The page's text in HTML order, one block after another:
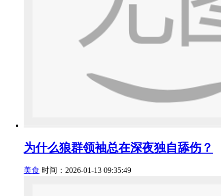
为什么狼群领袖总在深夜独自舔伤？
美食 时间：2026-01-13 09:35:49